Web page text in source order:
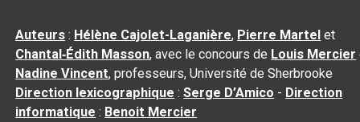
Auteurs : Hélène Cajolet-Laganière, Pierre Martel et
Chantal‑Édith Masson, avec le concours de Louis Mercier
Nadine Vincent, professeurs, Université de Sherbrooke
Direction lexicographique :Serge D’Amico - Direction
informatique : Benoit Mercier